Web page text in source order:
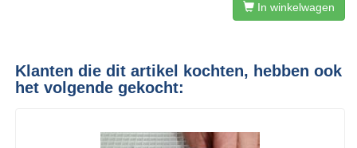
In winkelwagen
Klanten die dit artikel kochten, hebben ook
het volgende gekocht: